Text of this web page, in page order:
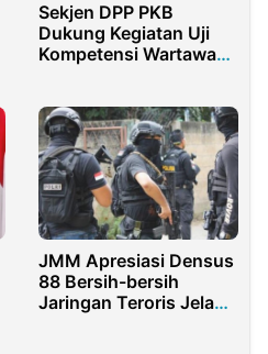
Sekjen DPP PKB
Dukung Kegiatan Uji
Kompetensi Wartawan
JMM Apresiasi Densus
88 Bersih-bersih
Jaringan Teroris Jelang